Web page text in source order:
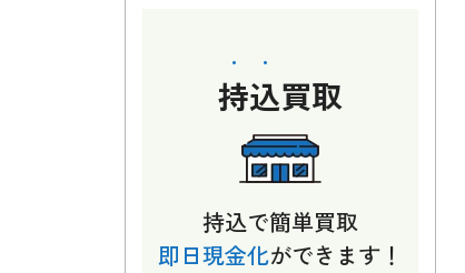
持込買取
持込で簡単買取
即日現金化ができます！